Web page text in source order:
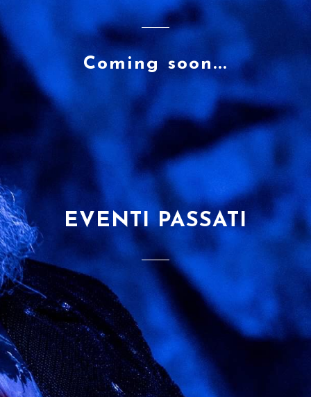
Coming soon...
EVENTI PASSATI